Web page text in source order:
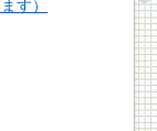
す）